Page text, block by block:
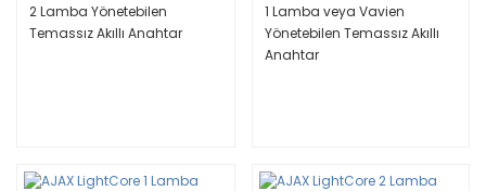
2 Lamba Yönetebilen
Temassız Akıllı Anahtar
1 Lamba veya Vavien
Yönetebilen Temassız Akıllı
Anahtar